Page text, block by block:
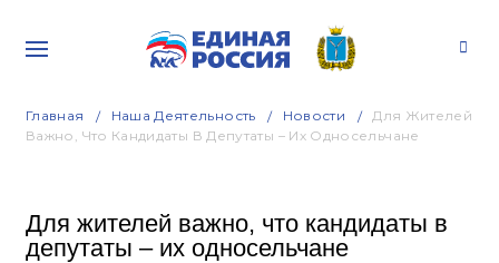
Главная Наша Деятельность Новости
Для Жителей
Важно, Что Кандидаты В Депутаты – Их Односельчане
Для жителей важно, что кандидаты в
депутаты – их односельчане